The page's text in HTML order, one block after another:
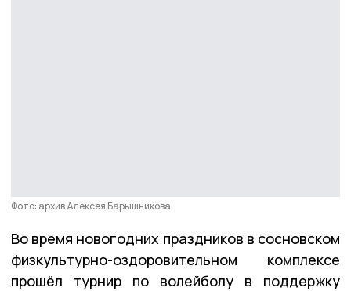
Фото: архив Алексея Барышникова
Во время новогодних праздников в сосновском
физкультурно-оздоровительном комплексе
прошёл турнир по волейболу в поддержку